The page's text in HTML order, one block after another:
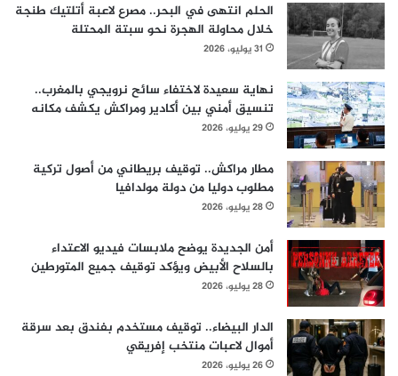
الحلم انتهى في البحر.. مصرع لاعبة أتلتيك طنجة
خلال محاولة الهجرة نحو سبتة المحتلة
31 يوليو، 2026
نهاية سعيدة لاختفاء سائح نرويجي بالمغرب..
تنسيق أمني بين أكادير ومراكش يكشف مكانه
29 يوليو، 2026
مطار مراكش.. توقيف بريطاني من أصول تركية
مطلوب دوليا من دولة مولدافيا
28 يوليو، 2026
أمن الجديدة يوضح ملابسات فيديو الاعتداء
بالسلاح الأبيض ويؤكد توقيف جميع المتورطين
28 يوليو، 2026
الدار البيضاء.. توقيف مستخدم بفندق بعد سرقة
أموال لاعبات منتخب إفريقي
26 يوليو، 2026